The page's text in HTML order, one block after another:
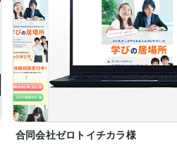
合同会社ゼロトイチカラ様